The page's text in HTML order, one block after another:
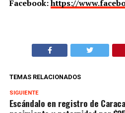
Facebook:https://
TEMAS RELACIONADOS
SIGUIENTE
Escándalo en registro de